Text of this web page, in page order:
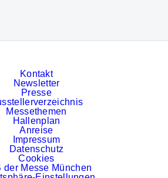
Kontakt
Newsletter
Presse
Messethemen
Hallenplan
Anreise
Impressum
Datenschutz
Cookies
der Messe München